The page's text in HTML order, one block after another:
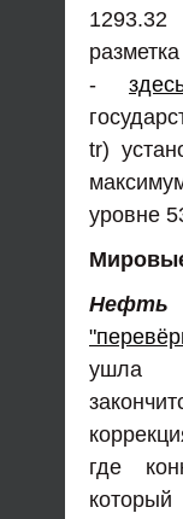
-
tr)
уровне
Нефть
ушла
где